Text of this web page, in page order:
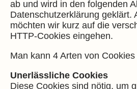
ab und wird in den folgenden
Datenschutzerklärung geklärt.
möchten wir kurz auf die
HTTP-Cookies eingehen.
Man kann 4 Arten von
Unerlässliche Cookies
Diese Cookies sind nötig, um